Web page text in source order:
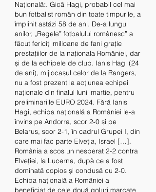
Națională:. Gică Hagi, probabil cel mai
bun fotbalist român din toate timpurile, a
împlinit astăzi 58 de ani. De-a lungul
anilor, „Regele” fotbalului românesc” a
făcut fericiți milioane de fani grație
prestațiilor de la naționala României, dar
și de la echipele de club. Ianis Hagi (24
de ani), mijlocașul celor de la Rangers,
nu a fost prezent la acțiunea echipei
naționale din finalul lunii martie, pentru
preliminariile EURO 2024. Fără Ianis
Hagi, echipa națională a României le-a
învins pe Andorra, scor 2-0 și pe
Belarus, scor 2-1, în cadrul Grupei I, din
care mai fac parte Elveția, Israel […].
România a scos un nesperat 2-2 contra
Elveției, la Lucerna, după ce a fost
dominată copios și condusă cu 2-0.
Echipa națională a României a
beneficiat de cele două goluri marcate